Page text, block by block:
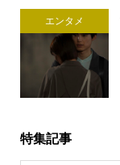
エンタメ
特集記事